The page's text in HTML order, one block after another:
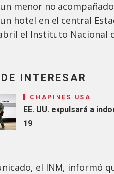
menor no
hotel en el central
el Instituto Nacional
INTERESAR
CHAPINES USA
EE. UU. expulsará a
19
el INM, informó